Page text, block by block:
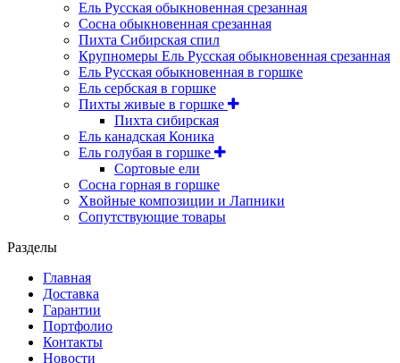
Ель Русская обыкновенная срезанная
Сосна обыкновенная срезанная
Пихта Сибирская спил
Крупномеры Ель Русская обыкновенная срезанная
Ель Русская обыкновенная в горшке
Ель сербская в горшке
Пихты живые в горшке
Пихта сибирская
Ель канадская Коника
Ель голубая в горшке
Сортовые ели
Сосна горная в горшке
Хвойные композиции и Лапники
Сопутствующие товары
Разделы
Главная
Доставка
Гарантии
Портфолио
Контакты
Новости